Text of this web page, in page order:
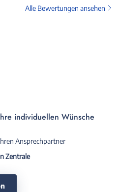
Alle Bewertungen ansehen
individuellen Wünsche
Ansprechpartner
Zentrale